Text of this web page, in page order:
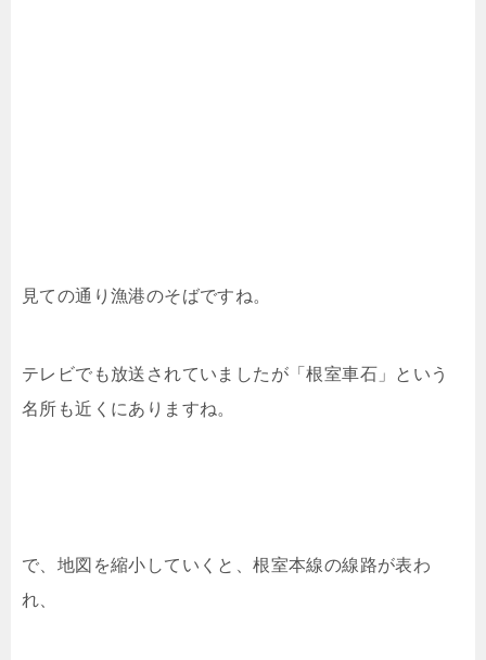
見ての通り漁港のそばですね。
テレビでも放送されていましたが「根室車石」という
名所も近くにありますね。
で、地図を縮小していくと、根室本線の線路が表わ
れ、